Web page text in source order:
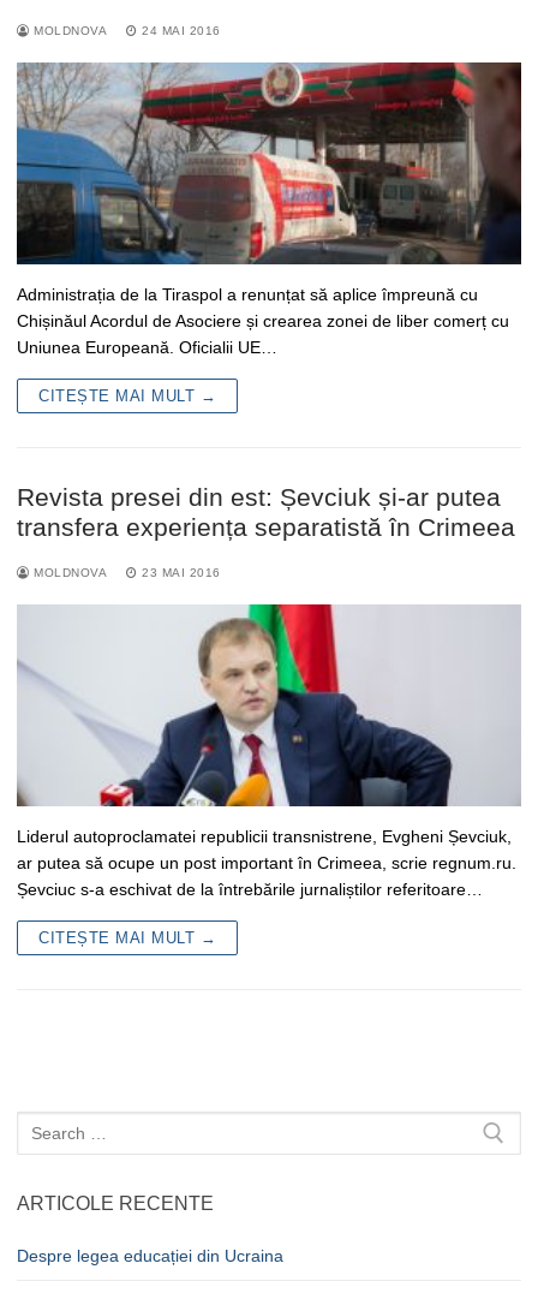
MOLDNOVA 24 MAI 2016
Administrația de la Tiraspol a renunțat să aplice împreună cu
Chișinăul Acordul de Asociere și crearea zonei de liber comerț cu
Uniunea Europeană. Oficialii UE…
CITEȘTE MAI MULT →
Revista presei din est: Șevciuk și-ar putea
transfera experiența separatistă în Crimeea
MOLDNOVA 23 MAI 2016
Liderul autoproclamatei republicii transnistrene, Evgheni Șevciuk,
ar putea să ocupe un post important în Crimeea, scrie regnum.ru.
Șevciuc s-a eschivat de la întrebările jurnaliștilor referitoare…
CITEȘTE MAI MULT →
Caută
după:
ARTICOLE RECENTE
Despre legea educației din Ucraina